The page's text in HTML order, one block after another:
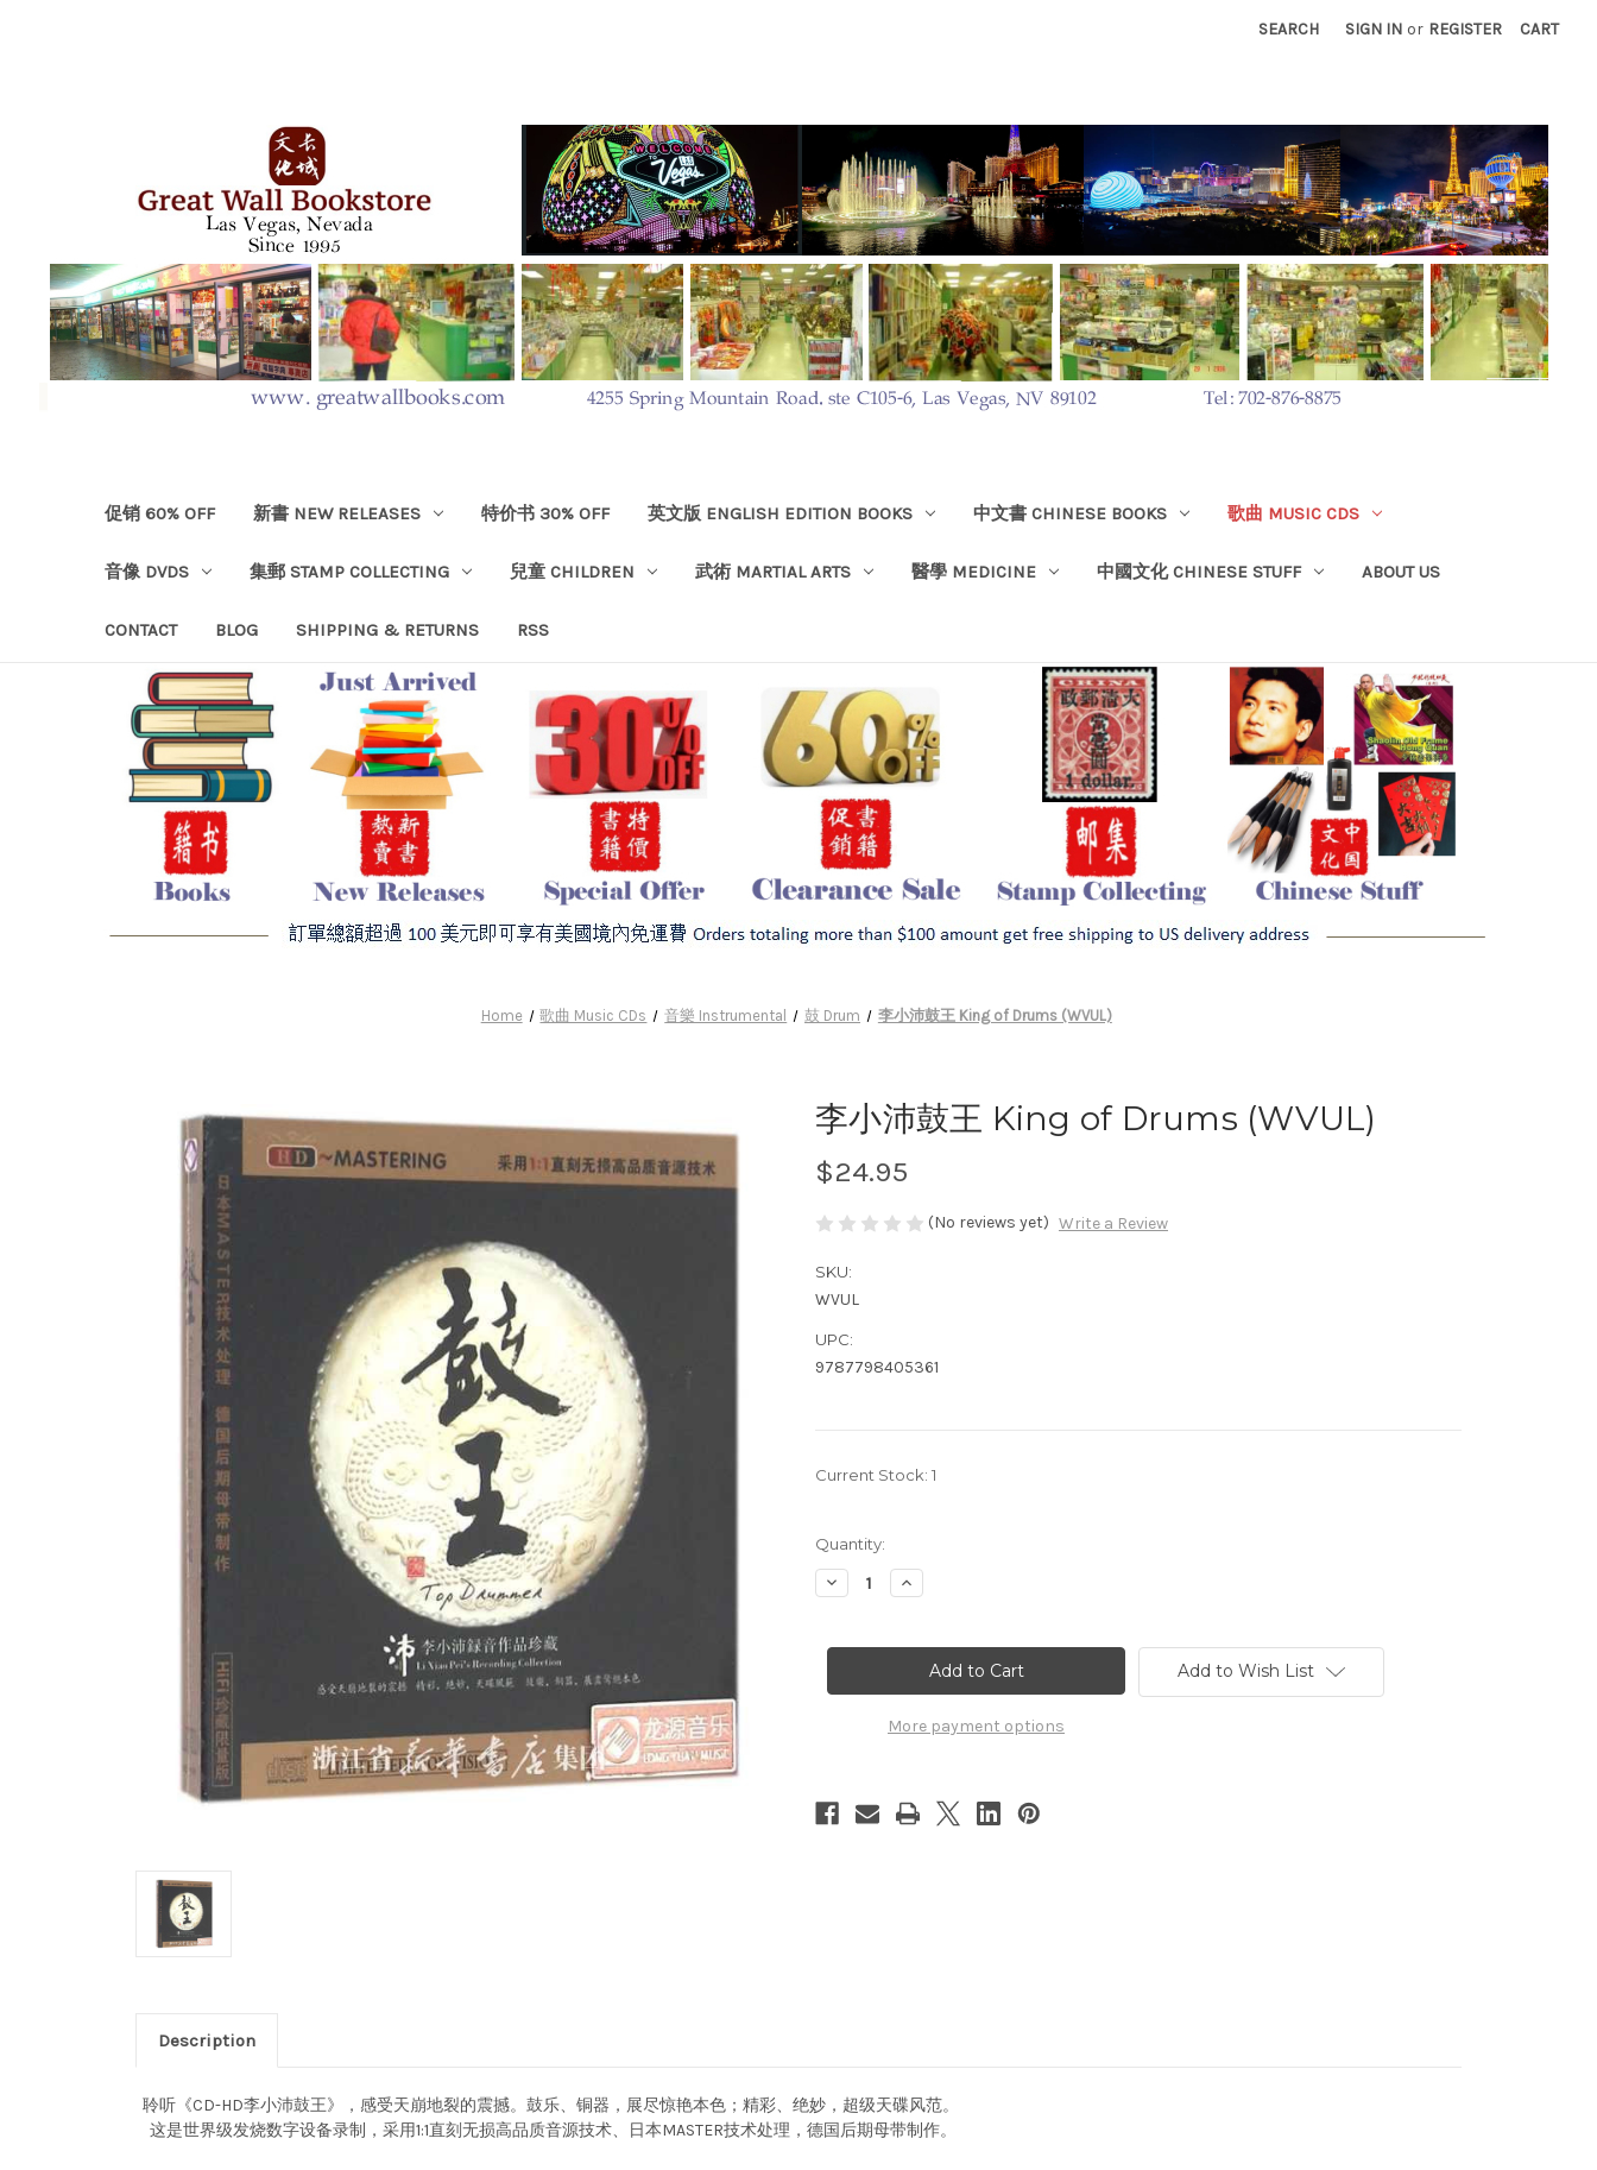
SEARCH SIGN IN or REGISTER CART
促销 60% OFF 新書 NEW RELEASES 特价书 30% OFF 英文版 ENGLISH EDITION BOOKS 中文書 CHINESE BOOKS 歌曲 MUSIC CDS
音像 DVDS 集郵 STAMP COLLECTING 兒童 CHILDREN 武術 MARTIAL ARTS 醫學 MEDICINE 中國文化 CHINESE STUFF ABOUT US
CONTACT BLOG SHIPPING & RETURNS RSS
Home 歌曲 Music CDs 音樂 Instrumental 鼓 Drum 李小沛鼓王 King of Drums (WVUL)
李小沛鼓王 King of Drums (WVUL)
$24.95
(No reviews yet) Write a Review
SKU:
WVUL
UPC:
9787798405361
Current Stock: 1
Quantity:
Decrease
Quantity
小
王
Increase
Quantity
小
王
of
More payment options
Add to Wish List
Description
聆听《CD-HD李小沛鼓王》，感受天崩地裂的震撼。鼓乐、铜器，展尽惊艳本色；精彩、绝妙，超级天碟风范。
这是世界级发烧数字设备录制，采用1:1直刻无损高品质音源技术、日本MASTER技术处理，德国后期母带制作。